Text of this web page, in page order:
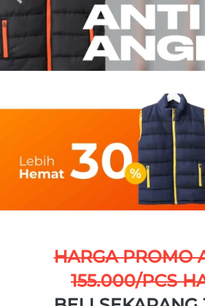
HARGA PROMO
155.000/PCS